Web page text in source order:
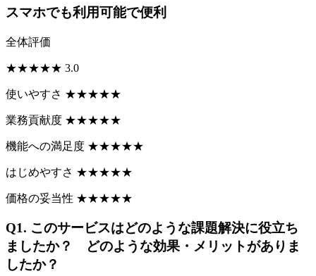
スマホでも利用可能で便利
全体評価
★★★★★ 3.0
使いやすさ ★★★★★
業務貢献度 ★★★★★
機能への満足度 ★★★★★
はじめやすさ ★★★★★
価格の妥当性 ★★★★★
Q1. このサービスはどのような課題解決に役立ち
ましたか？ どのような効果・メリットがありま
したか？